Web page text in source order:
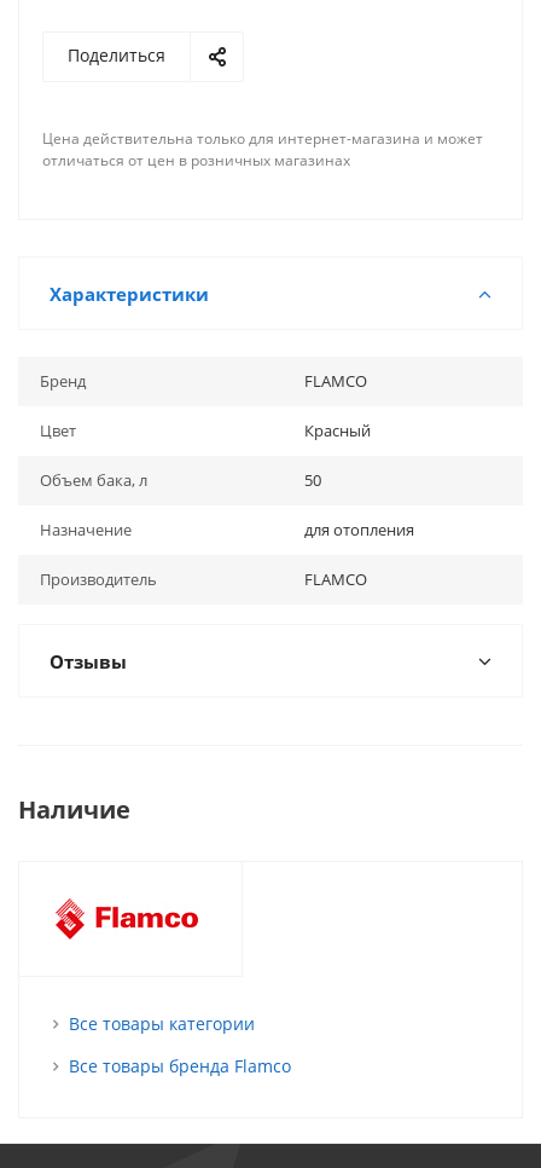
Поделиться
Цена действительна только для интернет-магазина и может
отличаться от цен в розничных магазинах
Характеристики
Бренд FLAMCO
Цвет Красный
Объем бака, л 50
Назначение для отопления
Производитель FLAMCO
Отзывы
Наличие
Все товары категории
Все товары бренда Flamco